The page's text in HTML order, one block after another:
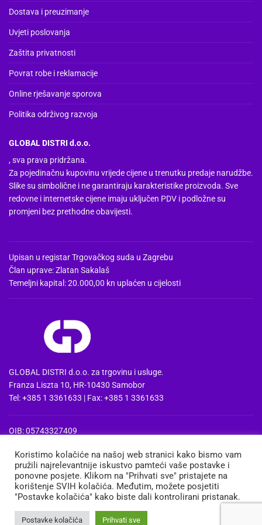
proizvoda
Dostava i preuzimanje
Uvjeti poslovanja
Zaštita privatnosti
Povrat robe i reklamacije
Online rješavanje sporova
Politika održivog razvoja
GLOBAL DISTRI d.o.o.
, sva prava pridržana.
Za pojedinačnu kupovinu vrijede cijene u trenutku predaje narudžbe.
Slike su simbolične i ne garantiraju karakteristike proizvoda. Sve
redovne i internetske cijene imaju uključen PDV i podložne su
promjeni bez prethodne obavijesti.
Upisan u registar Trgovačkog suda u Zagrebu
Član uprave: Zlatan Sakalaš
Temeljni kapital: 20.000,00 kn uplaćen u cijelosti
GLOBAL DISTRI d.o.o. za trgovinu i usluge.
Franza Liszta 10, HR-10430 Samobor
Tel: +385 1 3361633 | Fax: +385 1 3361633
OIB: 05743327409
PDV Id: HR05743327409
IBAN: HR3724020061100668741
Erste&Steiermaerkische bank d.d. Zagreb
Koristimo kolačiće na našoj web stranici kako bismo vam
pružili najrelevantnije iskustvo pamteći vaše postavke i
ponovne posjete. Klikom na "Prihvati sve" pristajete na
korištenje SVIH kolačića. Međutim, možete posjetiti
"Postavke kolačića" kako biste dali kontrolirani pristanak.
Postavke kolačića Prihvati sve